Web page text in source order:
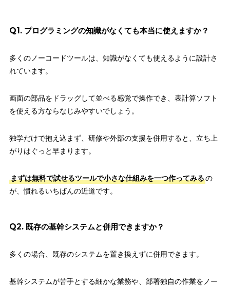
Q1. プログラミングの知識がなくても本当に使えますか？
多くのノーコードツールは、知識がなくても使えるように設計さ
れています。
画面の部品をドラッグして並べる感覚で操作でき、表計算ソフト
を使える方ならなじみやすいでしょう。
独学だけで抱え込まず、研修や外部の支援を併用すると、立ち上
がりはぐっと早まります。
まずは無料で試せるツールで小さな仕組みを一つ作ってみるの
が、慣れるいちばんの近道です。
Q2. 既存の基幹システムと併用できますか？
多くの場合、既存のシステムを置き換えずに併用できます。
基幹システムが苦手とする細かな業務や、部署独自の作業をノー